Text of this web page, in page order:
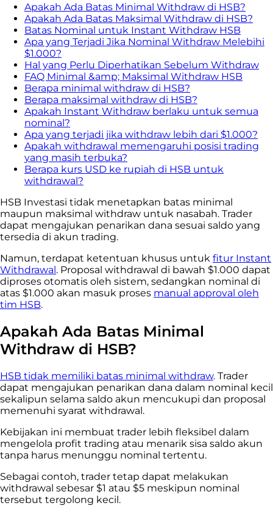
Apakah Ada Batas Minimal Withdraw di HSB?
Apakah Ada Batas Maksimal Withdraw di HSB?
Batas Nominal untuk Instant Withdraw HSB
Apa yang Terjadi Jika Nominal Withdraw Melebihi
$1.000?
Hal yang Perlu Diperhatikan Sebelum Withdraw
FAQ Minimal &amp; Maksimal Withdraw HSB
Berapa minimal withdraw di HSB?
Berapa maksimal withdraw di HSB?
Apakah Instant Withdraw berlaku untuk semua
nominal?
Apa yang terjadi jika withdraw lebih dari $1.000?
Apakah withdrawal memengaruhi posisi trading
yang masih terbuka?
Berapa kurs USD ke rupiah di HSB untuk
withdrawal?
HSB Investasi tidak menetapkan batas minimal
maupun maksimal withdraw untuk nasabah. Trader
dapat mengajukan penarikan dana sesuai saldo yang
tersedia di akun trading.
Namun, terdapat ketentuan khusus untuk fitur Instant
Withdrawal. Proposal withdrawal di bawah $1.000 dapat
diproses otomatis oleh sistem, sedangkan nominal di
atas $1.000 akan masuk proses manual approval oleh
tim HSB.
Apakah Ada Batas Minimal
Withdraw di HSB?
HSB tidak memiliki batas minimal withdraw. Trader
dapat mengajukan penarikan dana dalam nominal kecil
sekalipun selama saldo akun mencukupi dan proposal
memenuhi syarat withdrawal.
Kebijakan ini membuat trader lebih fleksibel dalam
mengelola profit trading atau menarik sisa saldo akun
tanpa harus menunggu nominal tertentu.
Sebagai contoh, trader tetap dapat melakukan
withdrawal sebesar $1 atau $5 meskipun nominal
tersebut tergolong kecil.